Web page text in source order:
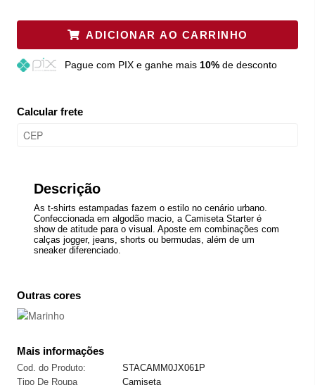
ADICIONAR AO CARRINHO
Pague com PIX e ganhe mais 10%de desconto
Calcular frete
Descrição
As t-shirts estampadas fazem o estilo no cenário urbano.
Confeccionada em algodão macio, a Camiseta Starter é
show de atitude para o visual. Aposte em combinações com
calças jogger, jeans, shorts ou bermudas, além de um
sneaker diferenciado.
Outras cores
Mais informações
Cod. do Produto:
STACAMM0JX061P
Tipo De Roupa
Camiseta